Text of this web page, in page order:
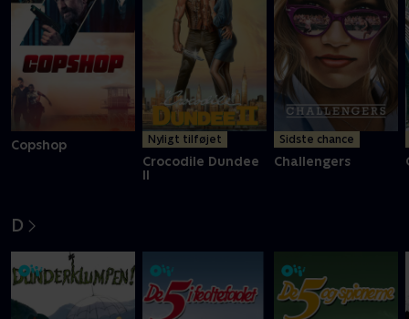
Copshop Nyligt tilføjet
Crocodile Dundee
II
Sidste chance
Challengers
D